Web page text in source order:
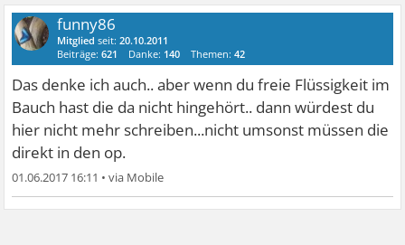
funny86
Mitglied seit:20.10.2011
Beiträge:621 Danke: 140 Themen:42
Das denke ich auch.. aber wenn du freie Flüssigkeit im
Bauch hast die da nicht hingehört.. dann würdest du
hier nicht mehr schreiben...nicht umsonst müssen die
direkt in den op.
01.06.2017 16:11 •